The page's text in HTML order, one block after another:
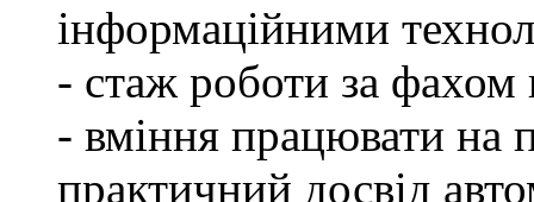
інформаційними
- стаж роботи за
- вміння працювати на
практичний досвід